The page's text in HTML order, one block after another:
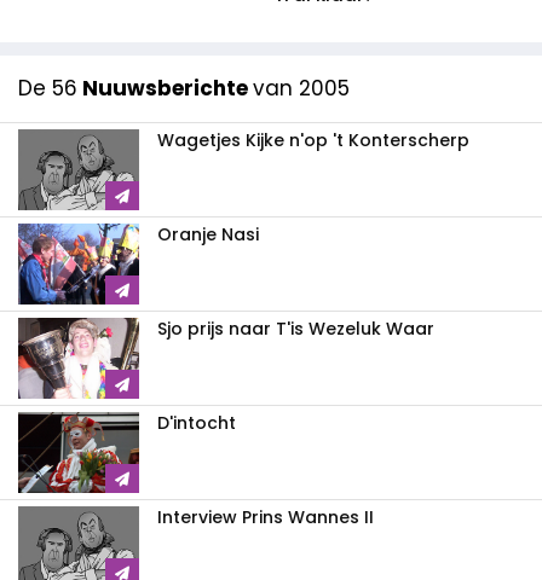
De 56 Nuuwsberichtevan 2005
Wagetjes Kijke n'op 't Konterscherp
Oranje Nasi
Sjo prijs naar T'is Wezeluk Waar
D'intocht
Interview Prins Wannes II